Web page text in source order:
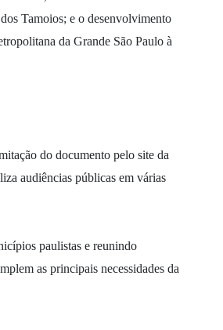
Tamoios; e o desenvolvimento
da Grande São Paulo à
do documento pelo site da
audiências públicas em várias
paulistas e reunindo
as principais necessidades da